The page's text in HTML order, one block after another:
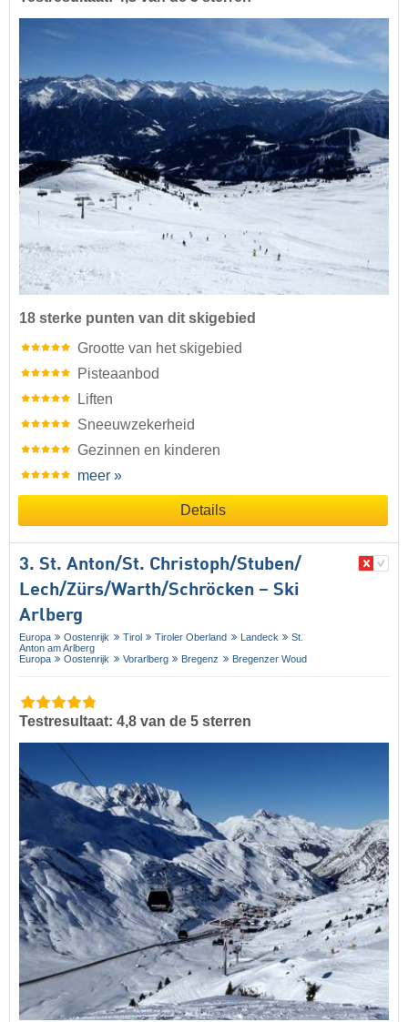
18 sterke punten van dit skigebied
Grootte van het skigebied
Pisteaanbod
Liften
Sneeuwzekerheid
Gezinnen en kinderen
meer »
Details
3. St. Anton/​St. Christoph/​Stuben/​
Lech/​Zürs/​Warth/​Schröcken – Ski
Arlberg
Europa Oostenrijk Tirol Tiroler Oberland Landeck
St.
Anton am Arlberg
Europa
Oostenrijk Vorarlberg Bregenz Bregenzer Woud
Testresultaat: 4,8 van de 5 sterren